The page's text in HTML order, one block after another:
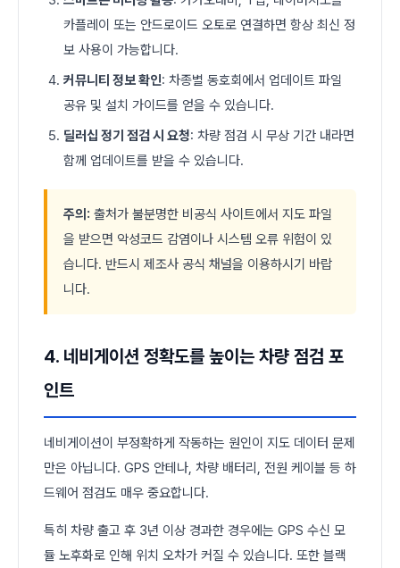
카플레이 또는 안드로이드 오토로 연결하면 항상 최신 정
보 사용이 가능합니다.
커뮤니티 정보 확인: 차종별 동호회에서 업데이트 파일
공유 및 설치 가이드를 얻을 수 있습니다.
딜러십 정기 점검 시 요청: 차량 점검 시 무상 기간 내라면
함께 업데이트를 받을 수 있습니다.
주의: 출처가 불분명한 비공식 사이트에서 지도 파일
을 받으면 악성코드 감염이나 시스템 오류 위험이 있
습니다. 반드시 제조사 공식 채널을 이용하시기 바랍
니다.
4. 네비게이션 정확도를 높이는 차량 점검 포
인트
네비게이션이 부정확하게 작동하는 원인이 지도 데이터 문제
만은 아닙니다. GPS 안테나, 차량 배터리, 전원 케이블 등 하
드웨어 점검도 매우 중요합니다.
특히 차량 출고 후 3년 이상 경과한 경우에는 GPS 수신 모
듈 노후화로 인해 위치 오차가 커질 수 있습니다. 또한 블랙